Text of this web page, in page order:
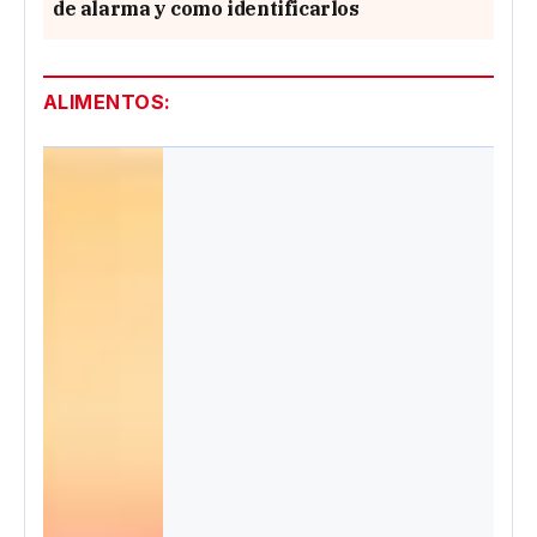
de alarma y como identificarlos
ALIMENTOS: